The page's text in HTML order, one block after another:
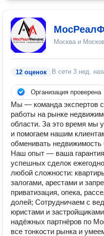
Москва и
12 оценок В сети 3 нед.
Организация проверена
Мы — команда экспертов
работы на рынке
области. За это время мы
и помогаем нашим
обменивать
Наш опыт — ваша
успешных сделок
любой сложности:
залогами, арестами и
приватизация, опека,
долей; Сотрудничаем с
юристами и
надёжных партнёров по
все тонкости рынка и